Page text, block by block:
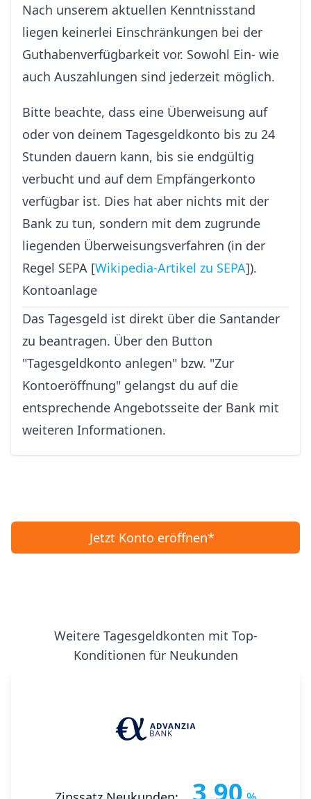
Nach unserem aktuellen Kenntnisstand
liegen keinerlei Einschränkungen bei der
Guthabenverfügbarkeit vor. Sowohl Ein- wie
auch Auszahlungen sind jederzeit möglich.
Bitte beachte, dass eine Überweisung auf
oder von deinem Tagesgeldkonto bis zu 24
Stunden dauern kann, bis sie endgültig
verbucht und auf dem Empfängerkonto
verfügbar ist. Dies hat aber nichts mit der
Bank zu tun, sondern mit dem zugrunde
liegenden Überweisungsverfahren (in der
Regel SEPA [Wikipedia-Artikel zu SEPA]).
Kontoanlage
Das Tagesgeld ist direkt über die Santander
zu beantragen. Über den Button
"Tagesgeldkonto anlegen" bzw. "Zur
Kontoeröffnung" gelangst du auf die
entsprechende Angebotsseite der Bank mit
weiteren Informationen.
Jetzt Konto eröffnen*
Weitere Tagesgeldkonten mit Top-
Konditionen für Neukunden